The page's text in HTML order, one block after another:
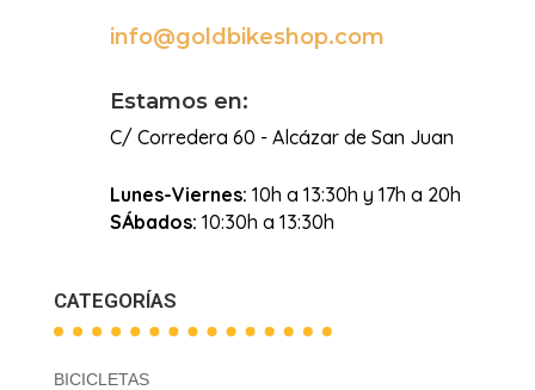
info@goldbikeshop.com
Estamos en:
C/ Corredera 60 - Alcázar de San Juan
Lunes-Viernes: 10h a 13:30h y 17h a 20h
SÁbados: 10:30h a 13:30h
CATEGORÍAS
BICICLETAS